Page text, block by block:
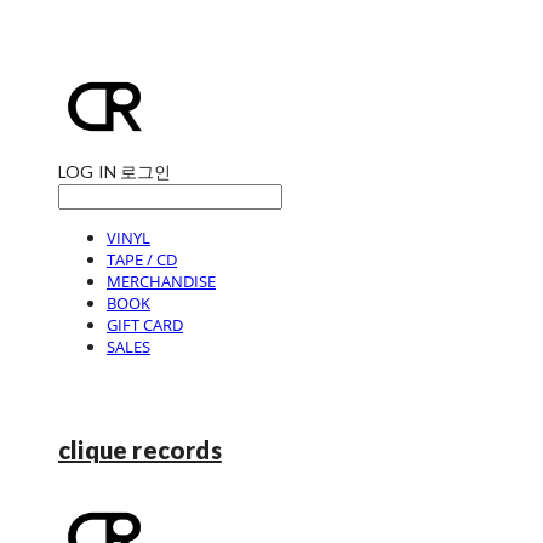
LOG IN 로그인
VINYL
TAPE / CD
MERCHANDISE
BOOK
GIFT CARD
SALES
clique records